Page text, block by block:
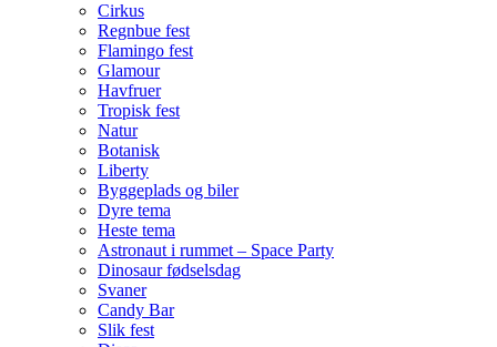
Cirkus
Regnbue fest
Flamingo fest
Glamour
Havfruer
Tropisk fest
Natur
Botanisk
Liberty
Byggeplads og biler
Dyre tema
Heste tema
Astronaut i rummet – Space Party
Dinosaur fødselsdag
Svaner
Candy Bar
Slik fest